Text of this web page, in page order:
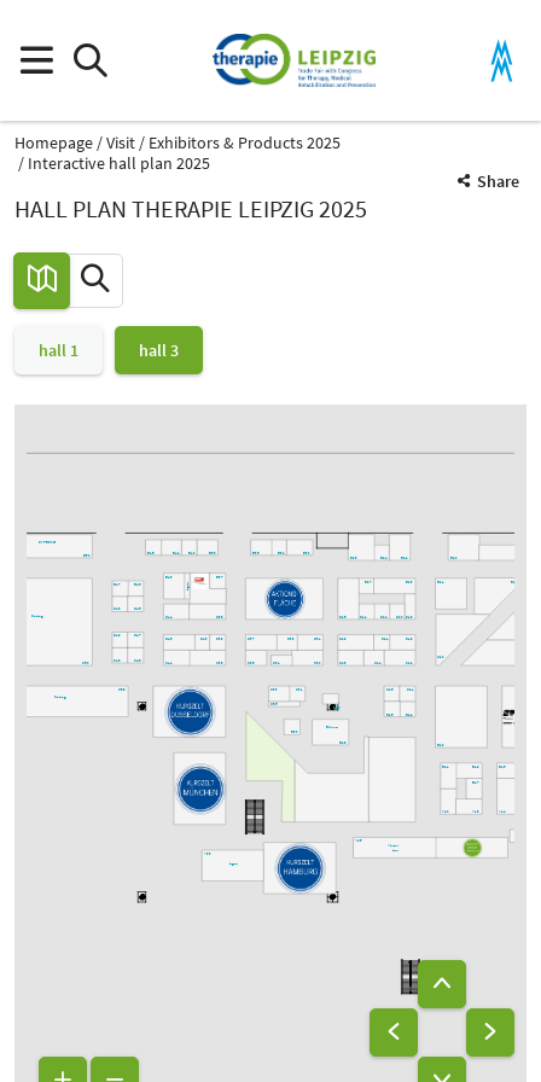
Homepage Visit
Exhibitors & Products 2025
Interactive hall plan 2025
Share
HALL PLAN THERAPIE LEIPZIG 2025
hall 1 hall 3
C50
Catering D20
E32
E24
E27
B28
Bühne
C29
D22
C30
D18
D31
B19
C38
D33
B30
D24
A20
B21
A18
E42
C28
D26
D43
C34
B15
C24
C25
C36
A33
Lager
E38
E46
D19
D48
E45
C59
Catering
E36
E20
E21
E37
D29
Lager
C48
D21
E50
CATERING
E43
B22
E23
B17
A14
C46
D49 D47
D46
D38
C44
D39
E30
B26
C21
D37
C20
E13
B20
E22
C31
C35
C22
E28
C33
A25
Vitamin-
bar